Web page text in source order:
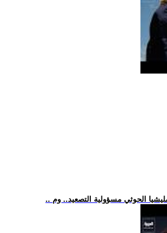
الحوثي مسؤولية التصعيد.. وم